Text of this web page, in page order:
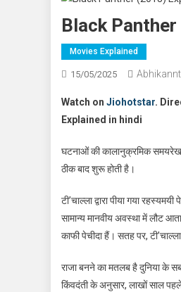
Black
Movies Explained
15/05/2025
Watch on Jiohotstar.
Explained in hindi
घटनाओं की कालानुक्रमिक
ठीक बाद शुरू होती है।
टी’चाल्ला द्वारा पीया गया
सामान्य मानवीय अवस्था में लौट
काफी पेचीदा हैं। सतह पर,
राजा बनने का मतलब है दुनिया के
किंवदंती के अनुसार, लाखों साल